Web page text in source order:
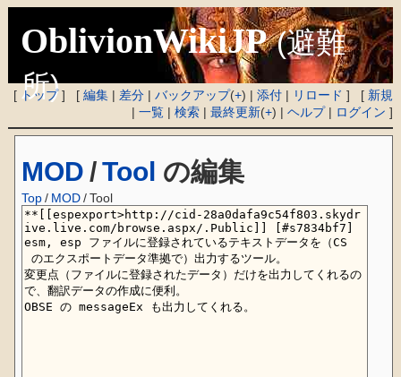
OblivionWikiJP (避難
所)
[ トップ] [編集 | 差分 |バックアップ(+) |添付 | リロード ] [ 新規
|一覧 |検索 |最終更新(+) |ヘルプ| ログイン ]
MOD /Tool の編集
Top / MOD/Tool